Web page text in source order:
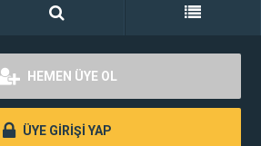
HEMEN ÜYE OL
ÜYE GİRİŞİ YAP